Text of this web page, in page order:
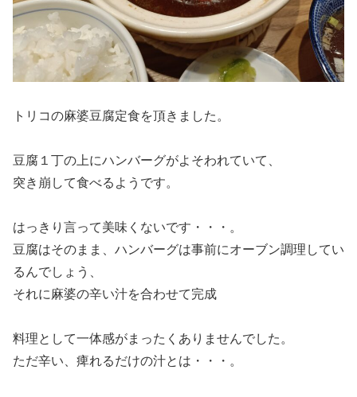
トリコの麻婆豆腐定食を頂きました。
豆腐１丁の上にハンバーグがよそわれていて、
突き崩して食べるようです。
はっきり言って美味くないです・・・。
豆腐はそのまま、ハンバーグは事前にオーブン調理してい
るんでしょう、
それに麻婆の辛い汁を合わせて完成
料理として一体感がまったくありませんでした。
ただ辛い、痺れるだけの汁とは・・・。